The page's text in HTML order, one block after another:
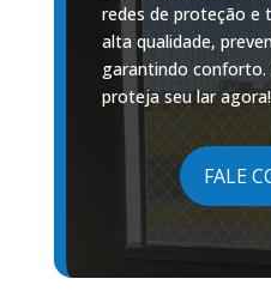
redes de proteção e
alta qualidade,
garantindo conforto.
proteja seu lar agora!
FALE